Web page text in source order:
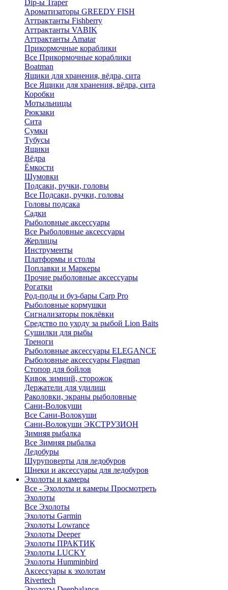
Dip-ы Traper
Ароматизаторы GREEDY FISH
Аттрактанты Fishberry
Аттрактанты VABIK
Аттрактанты Amatar
Прикормочные кораблики
Все Прикормочные кораблики
Boatman
Ящики для хранения, вёдра, сита
Все Ящики для хранения, вёдра, сита
Коробки
Мотыльницы
Рюкзаки
Сита
Сумки
Тубусы
Ящики
Вёдра
Ёмкости
Шумовки
Подсаки, ручки, головы
Все Подсаки, ручки, головы
Головы подсака
Садки
Рыболовные аксессуары
Все Рыболовные аксессуары
Жерлицы
Инструменты
Платформы и столы
Поплавки и Маркеры
Прочие рыболовные аксессуары
Рогатки
Род-поды и буз-бары Carp Pro
Рыболовные кормушки
Сигнализаторы поклёвки
Средство по уходу за рыбой Lion Baits
Сушилки для рыбы
Треноги
Рыболовные аксессуары ELEGANCE
Рыболовные аксессуары Flagman
Стопор для бойлов
Кивок зимний, сторожок
Держатели для удилищ
Раколовки, экраны рыболовные
Сани-Волокуши
Все Сани-Волокуши
Сани-Волокуши ЭКСТРУЗИОН
Зимняя рыбалка
Все Зимняя рыбалка
Ледобуры
Шуруповерты для ледобуров
Шнеки и аксессуары для ледобуров
Эхолоты и камеры
Все - Эхолоты и камеры Просмотреть
Эхолоты
Все Эхолоты
Эхолоты Garmin
Эхолоты Lowrance
Эхолоты Deeper
Эхолоты ПРАКТИК
Эхолоты LUCKY
Эхолоты Humminbird
Аксессуары к эхолотам
Rivertech